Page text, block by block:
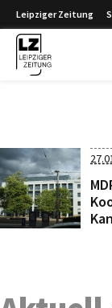
Leipziger Zeitung